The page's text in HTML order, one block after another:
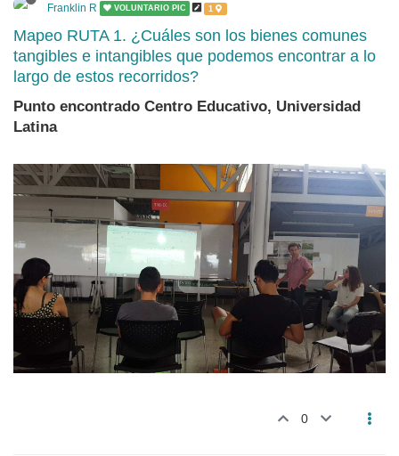
Franklin R VOLUNTARIO PIC 1
Mapeo RUTA 1. ¿Cuáles son los bienes comunes
tangibles e intangibles que podemos encontrar a lo
largo de estos recorridos?
Punto encontrado Centro Educativo, Universidad
Latina
0